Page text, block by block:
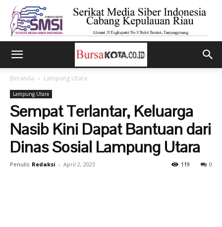
Beranda Lampung Utara
Lampung Utara
Sempat Terlantar, Keluarga
Nasib Kini Dapat Bantuan dari
Dinas Sosial Lampung Utara
Penulis Redaksi - April 2, 2023 0
119